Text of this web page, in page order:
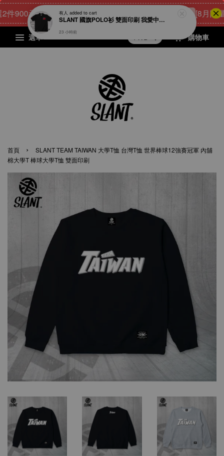
900元 點我 立即購 23 [8月限量
選單 購物車
首頁 ›
SLANT TEAM TAIWAN 大學T恤 台灣T恤 世界棒球12強賽冠軍 內舖
棉大學T 棒球大學T恤 雙面印刷
有人 added to cart
SLANT 國旗POLO衫 雙面印刷 我愛中華民國 中華民國POLO衫 短袖POLO衫 愛台灣 台灣加油 多色可選
23 小時前